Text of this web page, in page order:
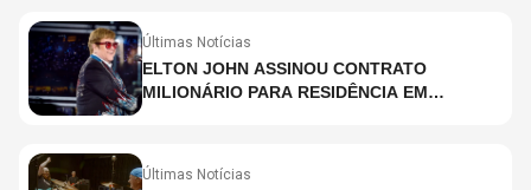
Últimas Notícias
ELTON JOHN ASSINOU CONTRATO
MILIONÁRIO PARA RESIDÊNCIA EM
Últimas Notícias